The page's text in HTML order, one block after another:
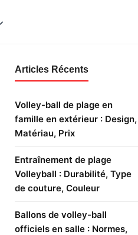
Articles Récents
Volley-ball de plage en
famille en extérieur : Design,
Matériau, Prix
Entraînement de plage
Volleyball : Durabilité, Type
de couture, Couleur
Ballons de volley-ball
officiels en salle : Normes,